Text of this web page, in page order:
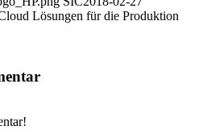
Lösungen für die Produktion